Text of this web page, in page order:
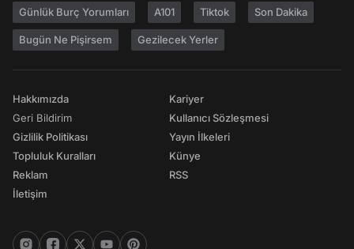
Günlük Burç Yorumları A101 Tiktok Son Dakika
Bugün Ne Pişirsem Gezilecek Yerler
Hakkımızda
Geri Bildirim
Gizlilik Politikası
Topluluk Kuralları
Reklam
İletişim
Kariyer
Kullanıcı Sözleşmesi
Yayın İlkeleri
Künye
RSS